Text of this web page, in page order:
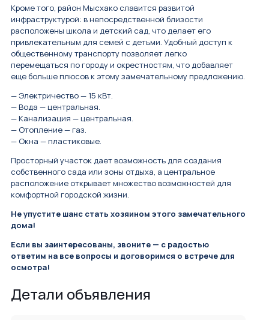
Кроме того, район Мысхако славится развитой
инфраструктурой: в непосредственной близости
расположены школа и детский сад, что делает его
привлекательным для семей с детьми. Удобный доступ к
общественному транспорту позволяет легко
перемещаться по городу и окрестностям, что добавляет
еще больше плюсов к этому замечательному предложению.
— Электричество — 15 кВт.
— Вода — центральная.
— Канализация — центральная.
— Отопление — газ.
— Окна — пластиковые.
Просторный участок дает возможность для создания
собственного сада или зоны отдыха, а центральное
расположение открывает множество возможностей для
комфортной городской жизни.
Не упустите шанс стать хозяином этого замечательного
дома!
Если вы заинтересованы, звоните — с радостью
ответим на все вопросы и договоримся о встрече для
осмотра!
Детали объявления